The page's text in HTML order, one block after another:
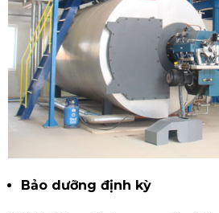
Bảo dưỡng định kỳ